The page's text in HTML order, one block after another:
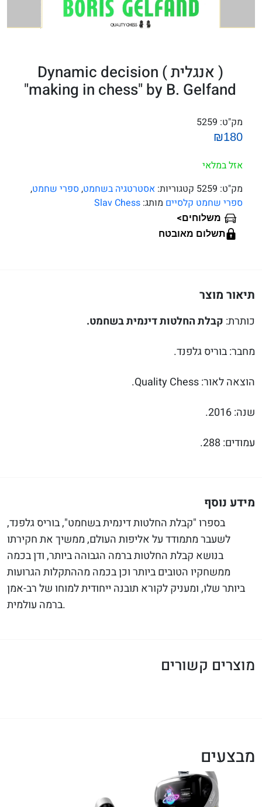
( אנגלית ) Dynamic decision
making in chess" by B. Gelfand"
מק"ט: 5259
₪180
אזל במלאי
מק"ט: 5259 קטגוריות: אסטרטגיה בשחמט,ספרי שחמט,
ספרי שחמט קלסיים מותג: Slav Chess
משלוחים>
תשלום מאובטח
תיאור מוצר
כותרת: קבלת החלטות דינמית בשחמט.
מחבר: בוריס גלפנד.
הוצאה לאור: Quality Chess.
שנה: 2016.
עמודים: 288.
מידע נוסף
בספרו "קבלת החלטות דינמית בשחמט", בוריס גלפנד,
לשעבר מתמודד על אליפות העולם, ממשיך את חקירתו
בנושא קבלת החלטות ברמה הגבוהה ביותר, ודן בכמה
ממשחקיו הטובים ביותר וכן בכמה מההתקלות הגרועות
ביותר שלו, ומעניק לקורא תובנה ייחודית למוחו של רב-אמן
ברמה עולמית.
מוצרים קשורים
מבצעים